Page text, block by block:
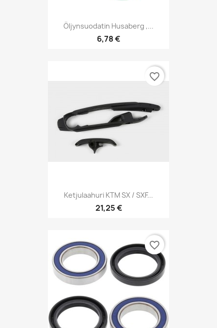
Öljynsuodatin Husaberg ,...
6,78 €
Ketjulaahuri KTM SX / SXF...
21,25 €
favorite_border
favorite_border